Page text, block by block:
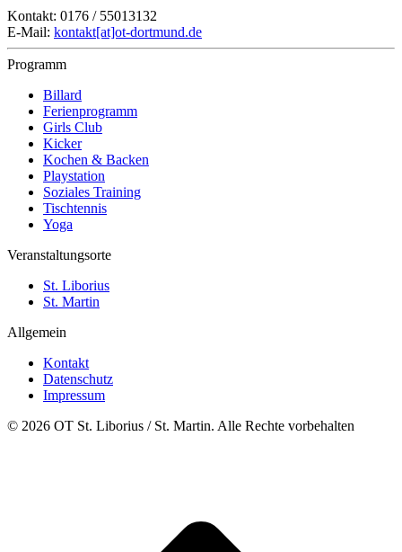
Kontakt: 0176 / 55013132
E-Mail: kontakt[at]ot-dortmund.de
Programm
Billard
Ferienprogramm
Girls Club
Kicker
Kochen & Backen
Playstation
Soziales Training
Tischtennis
Yoga
Veranstaltungsorte
St. Liborius
St. Martin
Allgemein
Kontakt
Datenschutz
Impressum
© 2026 OT St. Liborius / St. Martin. Alle Rechte vorbehalten